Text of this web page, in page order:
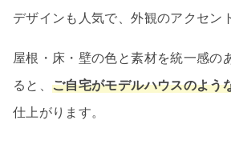
デザインも人気で、外観のアクセン
屋根・床・壁の色と素材を統一感の
ると、ご自宅がモデルハウスのよう
仕上がります。